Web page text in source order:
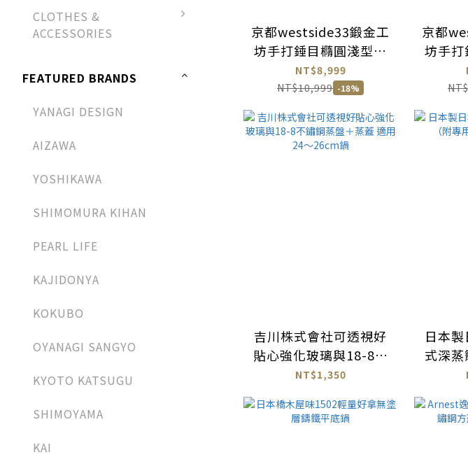
CLOTHES &
ACCESSORIES
FEATURED BRANDS
YANAGI DESIGN
AIZAWA
YOSHIKAWA
SHIMOMURA KIHAN
PEARL LIFE
KAJIDONYA
KOKUBO
OYANAGI SANGYO
KYOTO KATSUGU
SHIMOYAMA
KAI
京都westside33鍛金工
坊手打錘目橢圓淺型鋁
鍋
NT$8,999
NT$10,999 -18%
京都
坊手打
吉川株式會社可透視好
貼心強化玻璃與18-8不
鏽鋼蒸盤＋蒸蓋 適用24
NT$1,350
日本
式深